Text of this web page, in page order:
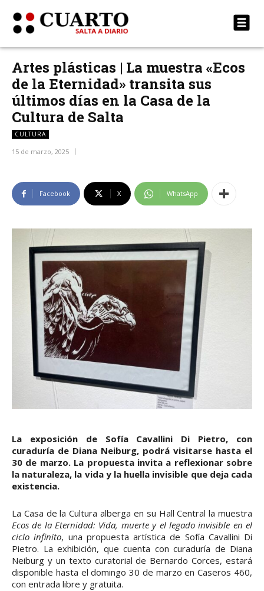
Artes plásticas | La muestra «Ecos
de la Eternidad» transita sus
últimos días en la Casa de la
Cultura de Salta
CULTURA
15 de marzo, 2025
Facebook X WhatsApp
La exposición de Sofía Cavallini Di Pietro, con
curaduría de Diana Neiburg, podrá visitarse hasta el
30 de marzo. La propuesta invita a reflexionar sobre
la naturaleza, la vida y la huella invisible que deja cada
existencia.
La Casa de la Cultura alberga en su Hall Central la muestra
Ecos de la Eternidad: Vida, muerte y el legado invisible en el
ciclo infinito, una propuesta artística de Sofía Cavallini Di
Pietro. La exhibición, que cuenta con curaduría de Diana
Neiburg y un texto curatorial de Bernardo Corces, estará
disponible hasta el domingo 30 de marzo en Caseros 460,
con entrada libre y gratuita.